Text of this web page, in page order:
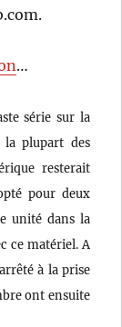
…
série sur la
la plupart des
resterait
pour deux
unité dans la
ce matériel. A
à la prise
ont ensuite